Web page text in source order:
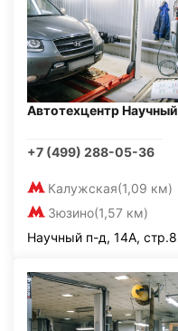
Автотехцентр Научный
+7 (499) 288-05-36
Калужская(1,09 км)
Зюзино(1,57 км)
Научный п-д, 14А, стр.8